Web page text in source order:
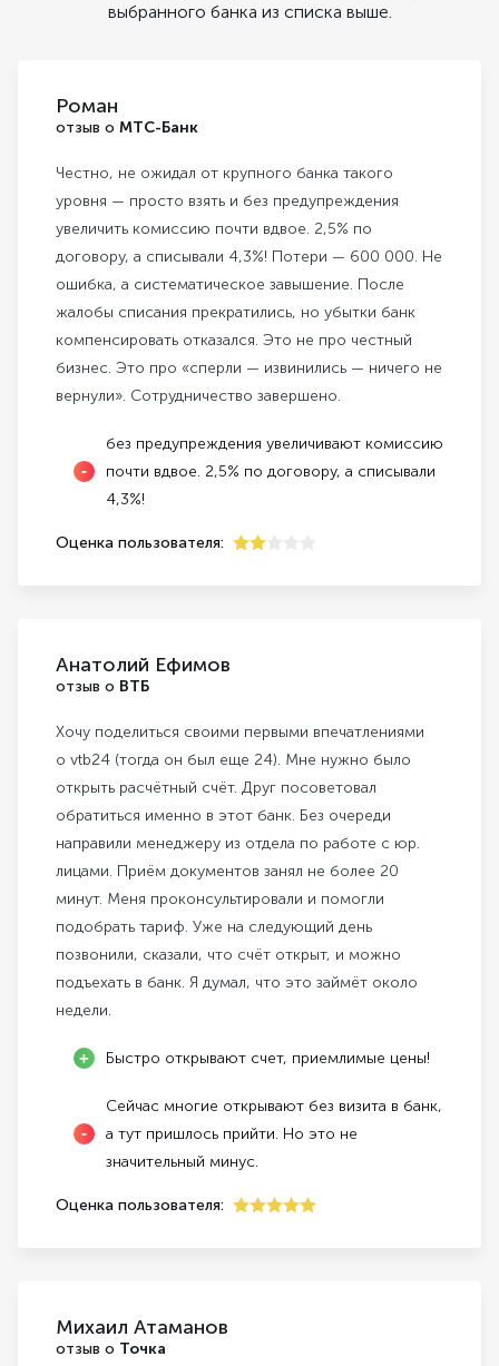
выбранного банка из списка выше.
Роман
отзыв о МТС-Банк
Честно, не ожидал от крупного банка такого
уровня — просто взять и без предупреждения
увеличить комиссию почти вдвое. 2,5% по
договору, а списывали 4,3%! Потери — 600 000. Не
ошибка, а систематическое завышение. После
жалобы списания прекратились, но убытки банк
компенсировать отказался. Это не про честный
бизнес. Это про «сперли — извинились — ничего не
вернули». Сотрудничество завершено.
без предупреждения увеличивают комиссию
почти вдвое. 2,5% по договору, а списывали
4,3%!
Оценка пользователя:
Анатолий Ефимов
отзыв о ВТБ
Хочу поделиться своими первыми впечатлениями
о vtb24 (тогда он был еще 24). Мне нужно было
открыть расчётный счёт. Друг посоветовал
обратиться именно в этот банк. Без очереди
направили менеджеру из отдела по работе с юр.
лицами. Приём документов занял не более 20
минут. Меня проконсультировали и помогли
подобрать тариф. Уже на следующий день
позвонили, сказали, что счёт открыт, и можно
подъехать в банк. Я думал, что это займёт около
недели.
Быстро открывают счет, приемлимые цены!
Сейчас многие открывают без визита в банк,
а тут пришлось прийти. Но это не
значительный минус.
Оценка пользователя:
Михаил Атаманов
отзыв о Точка